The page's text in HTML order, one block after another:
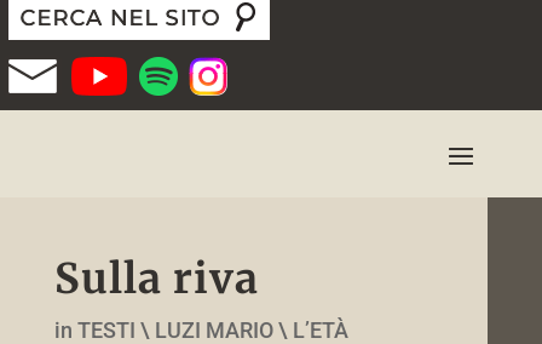
Sulla riva
in TESTI \ LUZI MARIO \ L’ETÀ